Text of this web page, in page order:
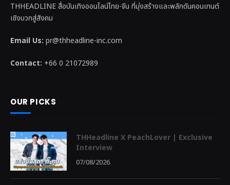
THHEADLINE สื่อบันเทิงออนไลน์ไทย-จีน ที่มุ่งสร้างและพลักดันคอนเทนต์
เชิงบวกสู่สังคม
Email Us: pr@thheadline-inc.com
Contact: +66 0 21072989
OUR PICKS
THHeadline X PeachLover | Exclusive
Interview
07/08/2026